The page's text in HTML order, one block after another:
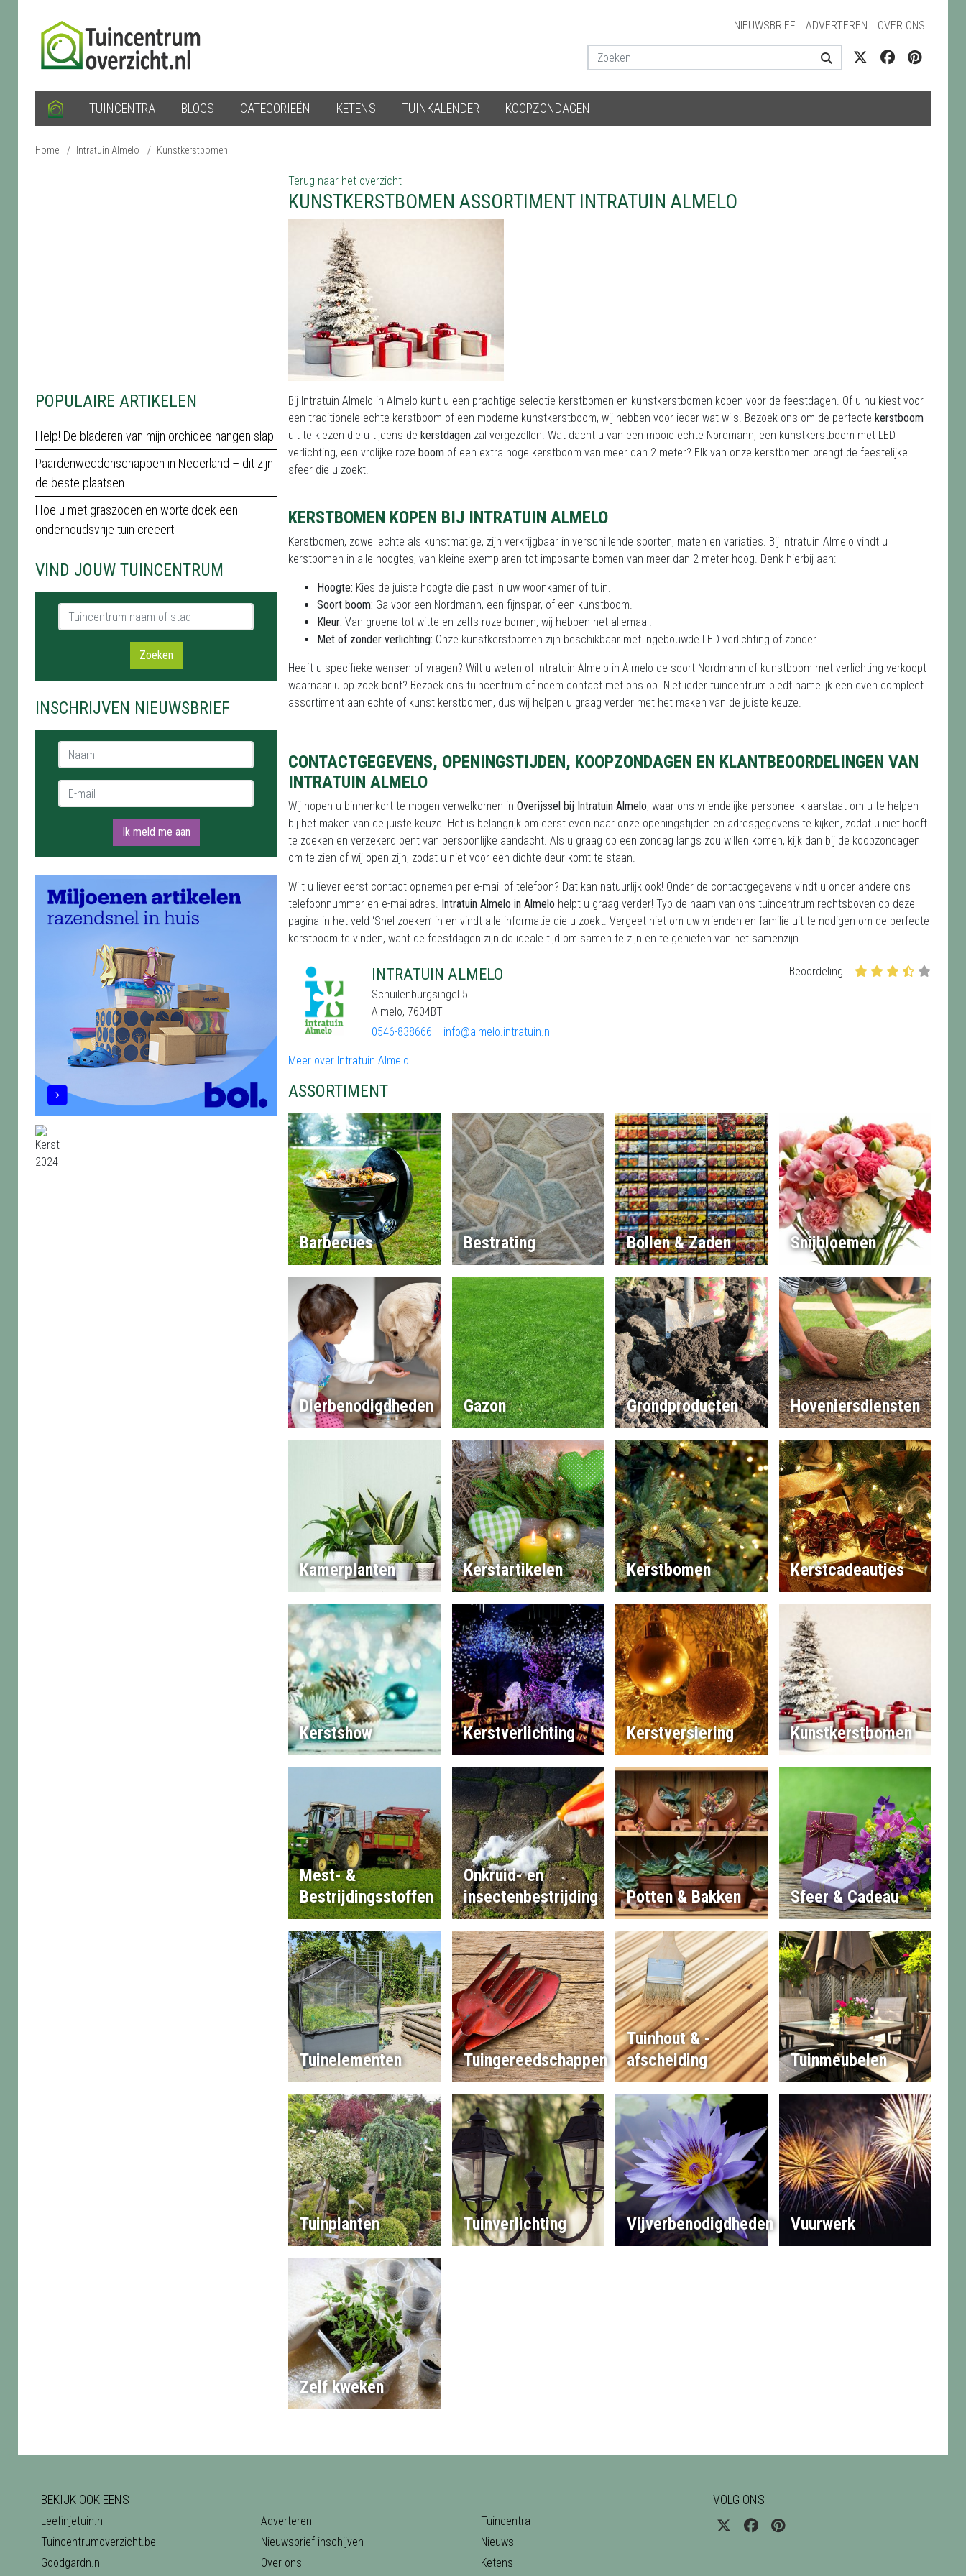
NIEUWSBRIEF ADVERTEREN OVER ONS
TUINCENTRA BLOGS CATEGORIEËN KETENS TUINKALENDER KOOPZONDAGEN
Home / Intratuin Almelo / Kunstkerstbomen
POPULAIRE ARTIKELEN
Help! De bladeren van mijn orchidee hangen slap!
Paardenweddenschappen in Nederland – dit zijn
de beste plaatsen
Hoe u met graszoden en worteldoek een
onderhoudsvrije tuin creëert
VIND JOUW TUINCENTRUM
Tuincentrum naam of stad
Zoeken
INSCHRIJVEN NIEUWSBRIEF
Naam *
E-mail *
Ik meld me aan
Terug naar het overzicht
KUNSTKERSTBOMEN ASSORTIMENT INTRATUIN ALMELO
Bij Intratuin Almelo in Almelo kunt u een prachtige selectie kerstbomen en kunstkerstbomen kopen voor de feestdagen. Of u nu kiest voor
een traditionele echte kerstboom of een moderne kunstkerstboom, wij hebben voor ieder wat wils. Bezoek ons om de perfecte kerstboom
uit te kiezen die u tijdens de kerstdagen zal vergezellen. Wat dacht u van een mooie echte Nordmann, een kunstkerstboom met LED
verlichting, een vrolijke roze boom of een extra hoge kerstboom van meer dan 2 meter? Elk van onze kerstbomen brengt de feestelijke
sfeer die u zoekt.
KERSTBOMEN KOPEN BIJ INTRATUIN ALMELO
Kerstbomen, zowel echte als kunstmatige, zijn verkrijgbaar in verschillende soorten, maten en variaties. Bij Intratuin Almelo vindt u
kerstbomen in alle hoogtes, van kleine exemplaren tot imposante bomen van meer dan 2 meter hoog. Denk hierbij aan:
Hoogte: Kies de juiste hoogte die past in uw woonkamer of tuin.
Soort boom: Ga voor een Nordmann, een fijnspar, of een kunstboom.
Kleur: Van groene tot witte en zelfs roze bomen, wij hebben het allemaal.
Met of zonder verlichting: Onze kunstkerstbomen zijn beschikbaar met ingebouwde LED verlichting of zonder.
Heeft u specifieke wensen of vragen? Wilt u weten of Intratuin Almelo in Almelo de soort Nordmann of kunstboom met verlichting verkoopt
waarnaar u op zoek bent? Bezoek ons tuincentrum of neem contact met ons op. Niet ieder tuincentrum biedt namelijk een even compleet
assortiment aan echte of kunst kerstbomen, dus wij helpen u graag verder met het maken van de juiste keuze.
CONTACTGEGEVENS, OPENINGSTIJDEN, KOOPZONDAGEN EN KLANTBEOORDELINGEN VAN
INTRATUIN ALMELO
Wij hopen u binnenkort te mogen verwelkomen in Overijssel bij Intratuin Almelo, waar ons vriendelijke personeel klaarstaat om u te helpen
bij het maken van de juiste keuze. Het is belangrijk om eerst even naar onze openingstijden en adresgegevens te kijken, zodat u niet hoeft
te zoeken en verzekerd bent van persoonlijke aandacht. Als u graag op een zondag langs zou willen komen, kijk dan bij de koopzondagen
om te zien of wij open zijn, zodat u niet voor een dichte deur komt te staan.
Wilt u liever eerst contact opnemen per e-mail of telefoon? Dat kan natuurlijk ook! Onder de contactgegevens vindt u onder andere ons
telefoonnummer en e-mailadres. Intratuin Almelo in Almelo helpt u graag verder! Typ de naam van ons tuincentrum rechtsboven op deze
pagina in het veld ‘Snel zoeken’ in en vindt alle informatie die u zoekt. Vergeet niet om uw vrienden en familie uit te nodigen om de perfecte
kerstboom te vinden, want de feestdagen zijn de ideale tijd om samen te zijn en te genieten van het samenzijn.
INTRATUIN ALMELO
Schuilenburgsingel 5
Almelo, 7604BT
0546-838666
info@almelo.intratuin.nl
Beoordeling
Meer over Intratuin Almelo
ASSORTIMENT
Barbecues Bestrating Bollen & Zaden Snijbloemen
Dierbenodigdheden Gazon Grondproducten Hoveniersdiensten
Kamerplanten Kerstartikelen Kerstbomen Kerstcadeautjes
Kerstshow Kerstverlichting Kerstversiering Kunstkerstbomen
Mest- &
Bestrijdingsstoffen
Onkruid- en
insectenbestrijding
Potten & Bakken Sfeer & Cadeau
Tuinelementen Tuingereedschappen
Tuinhout & -
afscheiding
Tuinmeubelen
Tuinplanten Tuinverlichting Vijverbenodigdheden Vuurwerk
Zelf kweken
BEKIJK OOK EENS
Leefinjetuin.nl
Tuincentrumoverzicht.be
Goodgardn.nl
Adverteren
Nieuwsbrief inschijven
Over ons
Tuincentra
Nieuws
Ketens
VOLG ONS